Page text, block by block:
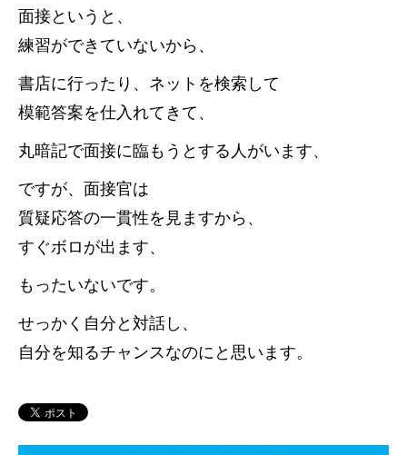
面接というと、
練習ができていないから、
書店に行ったり、ネットを検索して
模範答案を仕入れてきて、
丸暗記で面接に臨もうとする人がいます、
ですが、面接官は
質疑応答の一貫性を見ますから、
すぐボロが出ます、
もったいないです。
せっかく自分と対話し、
自分を知るチャンスなのにと思います。